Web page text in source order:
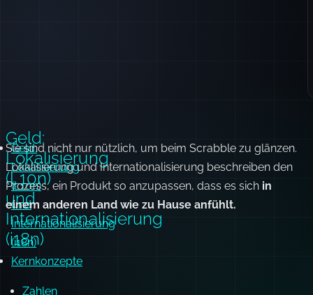
Geld:
Lokalisierung
(L10n)
und
Internationalisierung
(i18n)
Kernkonzepte
Zahlen
Geld:
Lokalisierung
(L10n)
und
Internationalisierung
(i18n)
Sie sind nicht nur nützlich, um beim Scrabble zu glänzen.
LokalisierungundInternationalisierung beschreiben den
Prozess, ein Produkt so anzupassen, dass es sich in
einem anderen Land wie zu Hause anfühlt.